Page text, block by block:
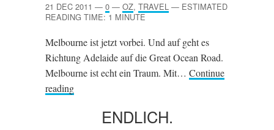
21 DEC 2011 — 0 — OZ, TRAVEL — ESTIMATED
READING TIME: 1 MINUTE
Melbourne ist jetzt vorbei. Und auf geht es
Richtung Adelaide auf die Great Ocean Road.
Melbourne ist echt ein Traum. Mit… Continue
reading
ENDLICH.